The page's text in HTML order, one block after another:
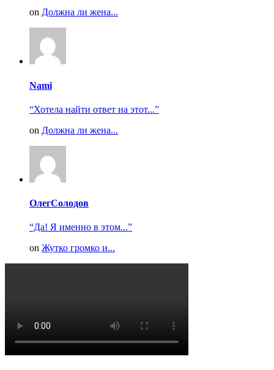
on Должна ли жена...
Nami
“Хотела найти ответ на этот...”
on Должна ли жена...
ОлегСолодов
“Да! Я именно в этом...”
on Жутко громко и...